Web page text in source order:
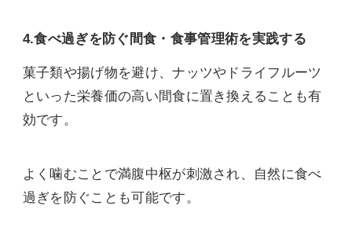
4.食べ過ぎを防ぐ間食・食事管理術を実践する
菓子類や揚げ物を避け、ナッツやドライフルーツ
といった栄養価の高い間食に置き換えることも有
効です。
よく噛むことで満腹中枢が刺激され、自然に食べ
過ぎを防ぐことも可能です。